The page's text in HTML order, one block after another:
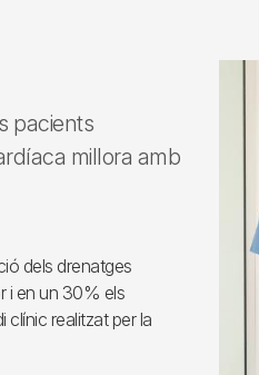
pacients
millora amb
dels drenatges
i en un 30% els
clínic realitzat per la